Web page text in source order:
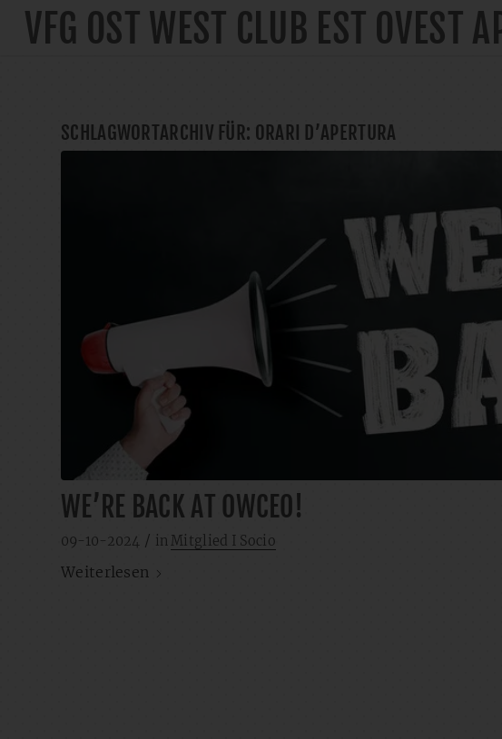
VFG OST WEST CLUB EST OVEST
SCHLAGWORTARCHIV FÜR: ORARI D’APERTURA
WE’RE BACK AT OWCEO!
09-10-2024 / in Mitglied I Socio
Weiterlesen